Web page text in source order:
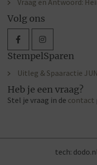
Vraag en Antwoord:
Volg ons
StempelSparen
Uitleg & Spaaractie
Heb je een vraag?
Stel je vraag in de contact
tech: